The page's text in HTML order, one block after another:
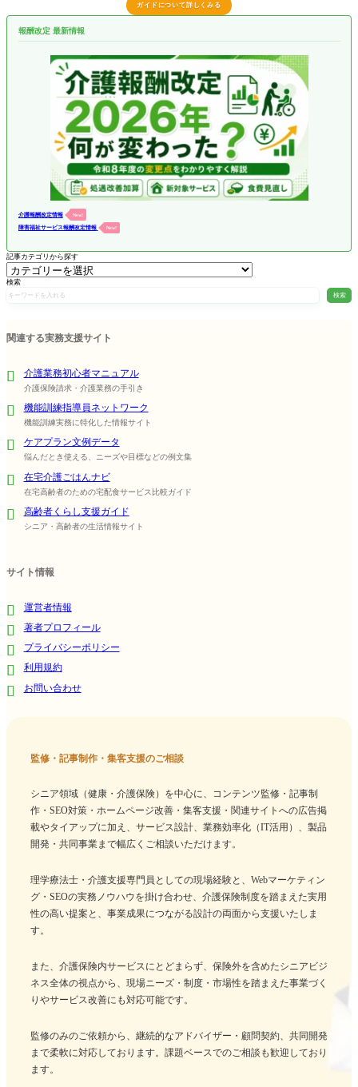
ガイドについて詳しくみる
報酬改定 最新情報
介護報酬改定情報 New!
障害福祉サービス報酬改定情報 New!
記事カテゴリから探す
検索
検索
関連する実務支援サイト
介護業務初心者マニュアル
介護保険請求・介護業務の手引き
機能訓練指導員ネットワーク
機能訓練実務に特化した情報サイト
ケアプラン文例データ
悩んだとき使える、ニーズや目標などの例文集
在宅介護ごはんナビ
在宅高齢者のための宅配食サービス比較ガイド
高齢者くらし支援ガイド
シニア・高齢者の生活情報サイト
サイト情報
運営者情報
著者プロフィール
プライバシーポリシー
利用規約
お問い合わせ
監修・記事制作・集客支援のご相談
シニア領域（健康・介護保険）を中心に、コンテンツ監修・記事制
作・SEO対策・ホームページ改善・集客支援・関連サイトへの広告掲
載やタイアップに加え、サービス設計、業務効率化（IT活用）、製品
開発・共同事業まで幅広くご相談いただけます。
理学療法士・介護支援専門員としての現場経験と、Webマーケティン
グ・SEOの実務ノウハウを掛け合わせ、介護保険制度を踏まえた実用
性の高い提案と、事業成果につながる設計の両面から支援いたしま
す。
また、介護保険内サービスにとどまらず、保険外を含めたシニアビジ
ネス全体の視点から、現場ニーズ・制度・市場性を踏まえた事業づく
りやサービス改善にも対応可能です。
監修のみのご依頼から、継続的なアドバイザー・顧問契約、共同開発
まで柔軟に対応しております。課題ベースでのご相談も歓迎しており
ます。